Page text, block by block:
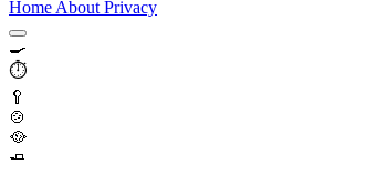
Home About Privacy
🍳
⏱️
🥄
🍲
🥘
🧈